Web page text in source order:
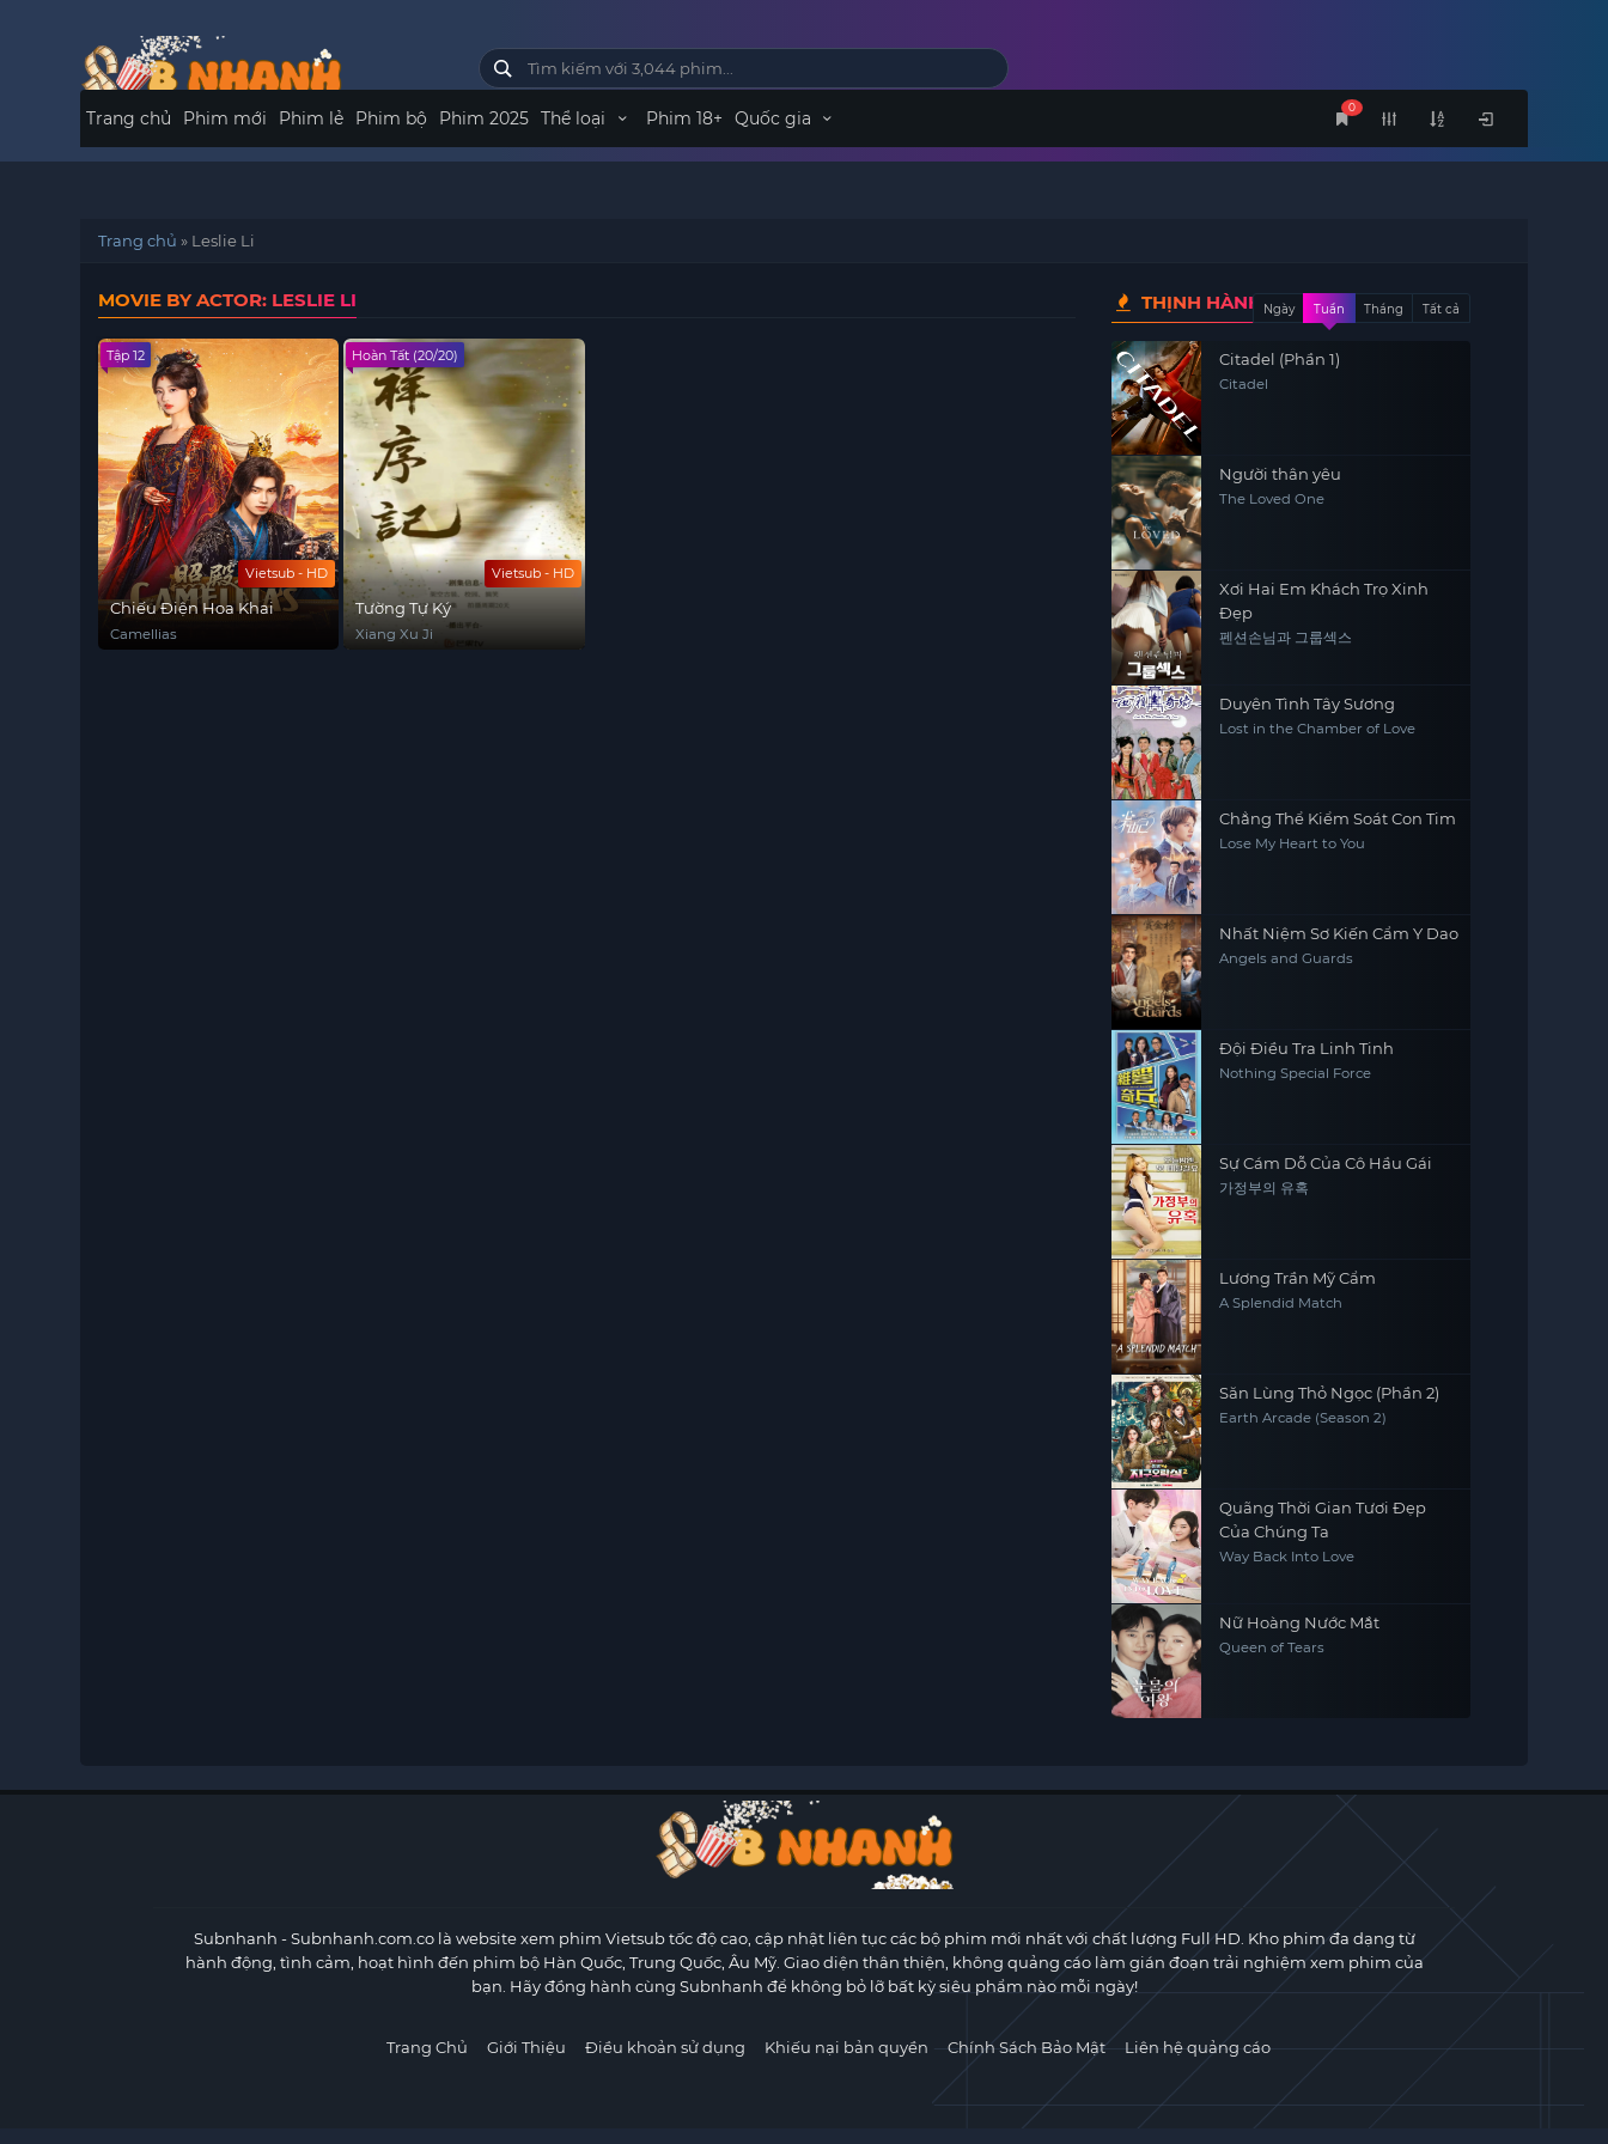
0
Trang chủ Phim mới Phim lẻ Phim bộ Phim 2025 Thể loại Phim 18+ Quốc gia
Trang chủ » Leslie Li
MOVIE BY ACTOR: LESLIE LI
Vietsub - HD
Tập 12
Chiếu Điện Hoa Khai
Camellias
Vietsub - HD
Hoàn Tất (20/20)
Tường Tự Ký
Xiang Xu Ji
THỊNH HÀNHNgày Tuần Tháng Tất cả
Citadel (Phần 1)
Citadel
Người thân yêu
The Loved One
Xơi Hai Em Khách Trọ Xinh
Đẹp
펜션손님과 그룹섹스
Duyên Tình Tây Sương
Lost in the Chamber of Love
Chẳng Thể Kiểm Soát Con Tim
Lose My Heart to You
Nhất Niệm Sơ Kiến Cẩm Y Dao
Angels and Guards
Đội Điều Tra Linh Tinh
Nothing Special Force
Sự Cám Dỗ Của Cô Hầu Gái
가정부의 유혹
Lương Trần Mỹ Cẩm
A Splendid Match
Săn Lùng Thỏ Ngọc (Phần 2)
Earth Arcade (Season 2)
Quãng Thời Gian Tươi Đẹp
Của Chúng Ta
Way Back Into Love
Nữ Hoàng Nước Mắt
Queen of Tears
Subnhanh - Subnhanh.com.co là website xem phim Vietsub tốc độ cao, cập nhật liên tục các bộ phim mới nhất với chất lượng Full HD. Kho phim đa dạng từ
hành động, tình cảm, hoạt hình đến phim bộ Hàn Quốc, Trung Quốc, Âu Mỹ. Giao diện thân thiện, không quảng cáo làm gián đoạn trải nghiệm xem phim của
bạn. Hãy đồng hành cùng Subnhanh để không bỏ lỡ bất kỳ siêu phẩm nào mỗi ngày!
Trang Chủ Giới Thiệu Điều khoản sử dụng Khiếu nại bản quyền Chính Sách Bảo Mật Liên hệ quảng cáo